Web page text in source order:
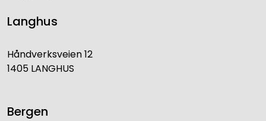
Langhus
Håndverksveien 12
1405 LANGHUS
Bergen